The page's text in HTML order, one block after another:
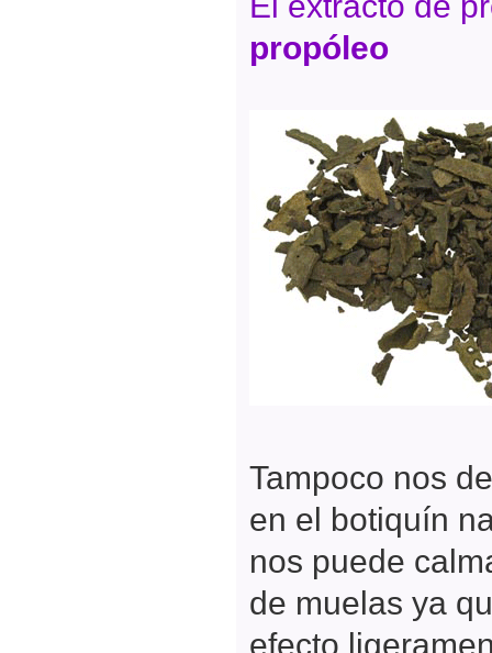
propóleo
Tampoco nos
en el botiquín
nos puede
de muelas ya
efecto